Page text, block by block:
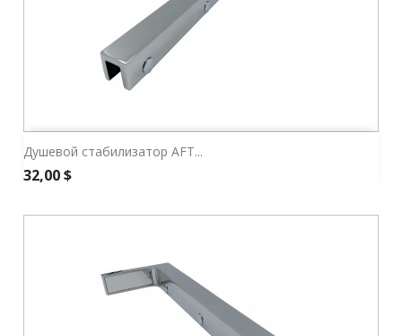
Душевой стабилизатор AFT...
Цена
32,00 $